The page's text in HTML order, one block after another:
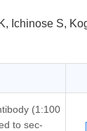
Ichinose S,
(1:100
to sec-